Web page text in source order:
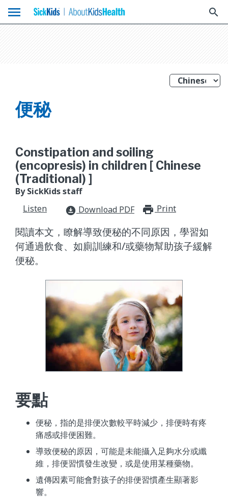
menu search
便秘
Constipation and soiling
(encopresis) in children [ Chinese
(Traditional) ]
By SickKids staff
Listen
download_for_offline Download PDF Print
閱讀本文，瞭解導致便秘的不同原因，學習如
何通過飲食、如廁訓練和/或藥物幫助孩子緩解
便秘。
要點
便秘，指的是排便次數較平時減少，排便時有疼
痛感或排便困難。
導致便秘的原因，可能是未能攝入足夠水分或纖
維，排便習慣發生改變，或是使用某種藥物。
遺傳因素可能會對孩子的排便習慣產生顯著影
響。